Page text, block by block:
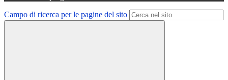
Campo di ricerca per le pagine del sito